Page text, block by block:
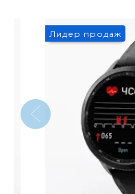
Лидер продаж